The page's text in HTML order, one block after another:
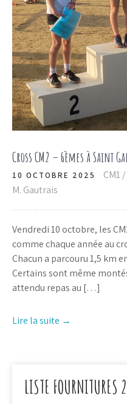
Cross CM2 – 6èmes à Saint
10 OCTOBRE 2025 CM1
M. Gautrais
Vendredi 10 octobre, les
comme chaque année au
Chacun a parcouru 1,5 km
Certains sont même
attendu repas au […]
Lire la suite →
LISTE